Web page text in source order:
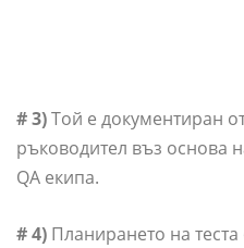
# 3)Той е документиран
ръководител въз основа
QA екипа.
# 4) Планирането на